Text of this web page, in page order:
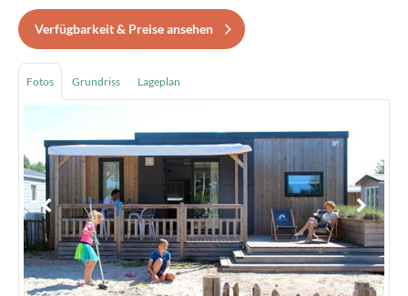
Verfügbarkeit & Preise ansehen
Fotos Grundriss Lageplan